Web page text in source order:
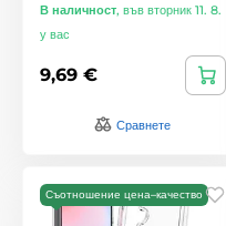
В наличност, във вторник 11. 8.
у вас
9,69 €
Сравнете
Съотношение цена–качество